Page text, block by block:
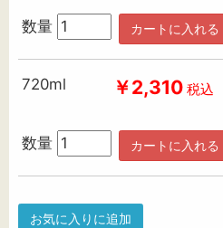
数量 カートに入れる
720ml ￥2,310 税込
数量 カートに入れる
お気に入りに追加